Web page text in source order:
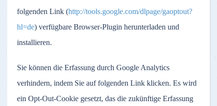
folgenden Link (http://tools.google.com/dlpage/gaoptout?
hl=de) verfügbare Browser-Plugin herunterladen und
installieren.
Sie können die Erfassung durch Google Analytics
verhindern, indem Sie auf folgenden Link klicken. Es wird
ein Opt-Out-Cookie gesetzt, das die zukünftige Erfassung